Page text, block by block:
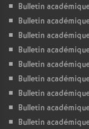
Bulletin
Bulletin
Bulletin
Bulletin
Bulletin
Bulletin
Bulletin
Bulletin
Bulletin